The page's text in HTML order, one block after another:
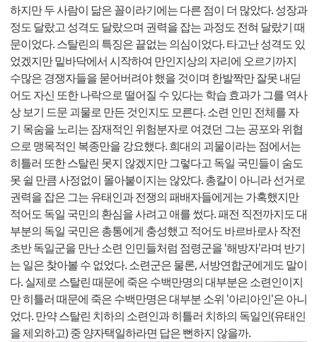
하지만 두 사람이 닮은 꼴이라기에는 다른 점이 더 많았다. 성장과
정도 달랐고 성격도 달랐으며 권력을 잡는 과정도 전혀 달랐기 때
문이었다. 스탈린의 특징은 끝없는 의심이었다. 타고난 성격도 있
었겠지만 밑바닥에서 시작하여 만인지상의 자리에 오르기까지
수많은 경쟁자들을 묻어버려야 했을 것이며 한발짝만 잘못 내딛
어도 자신 또한 나락으로 떨어질 수 있다는 학습 효과가 그를 역사
상 보기 드문 괴물로 만든 것인지도 모른다. 소련 인민 전체를 자
기 목숨을 노리는 잠재적인 위험분자로 여겼던 그는 공포와 위협
으로 맹목적인 복종만을 강요했다. 희대의 괴물이라는 점에서는
히틀러 또한 스탈린 못지 않겠지만 그렇다고 독일 국민들이 숨도
못 쉴 만큼 사정없이 몰아붙이지는 않았다. 총칼이 아니라 선거로
권력을 잡은 그는 유태인과 전쟁의 패배자들에게는 가혹했지만
적어도 독일 국민의 환심을 사려고 애를 썼다. 패전 직전까지도 대
부분의 독일 국민은 총통에게 충성했고 적어도 바르바로사 작전
초반 독일군을 만난 소련 인민들처럼 점령군을 '해방자'라며 반기
는 일은 찾아볼 수 없었다. 소련군은 물론, 서방연합군에게도 말이
다. 실제로 스탈린 때문에 죽은 수백만명의 대부분은 소련인이지
만 히틀러 때문에 죽은 수백만명은 대부분 소위 '아리아인'은 아니
었다. 만약 스탈린 치하의 소련인과 히틀러 치하의 독일인(유태인
을 제외하고) 중 양자택일하라면 답은 뻔하지 않을까.